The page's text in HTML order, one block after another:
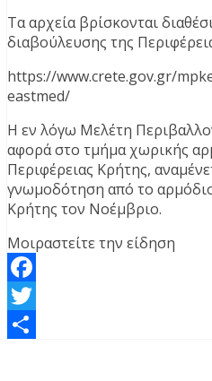
Τα αρχεία βρίσκονται
διαβούλευσης της
https://www.crete.gov.gr/
eastmed/
Η εν λόγω Μελέτη
αφορά στο τμήμα χωρικής
Περιφέρειας Κρήτης,
γνωμοδότηση από το
Κρήτης τον Νοέμβριο.
Μοιραστείτε την είδηση
Facebook
Twitter